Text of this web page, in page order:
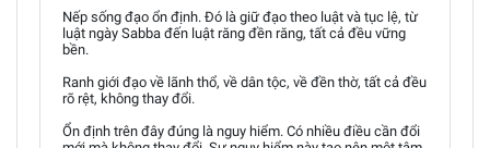
Nếp sống đạo ổn định. Đó là giữ đạo theo luật và tục lệ, từ
luật ngày Sabba đến luật răng đền răng, tất cả đều vững
bền.
Ranh giới đạo về lãnh thổ, về dân tộc, về đền thờ, tất cả đều
rõ rệt, không thay đổi.
Ổn định trên đây đúng là nguy hiểm. Có nhiều điều cần đổi